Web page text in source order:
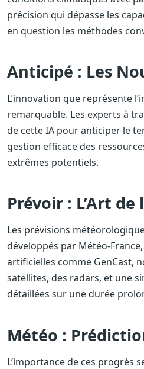
précision qui dépasse les
en question les méthodes
Anticipé : Les
L’innovation que représente
remarquable. Les experts à
de cette IA pour anticiper le
gestion efficace des
extrêmes potentiels.
Prévoir : L’Art
Les prévisions
développés par Météo-France,
artificielles comme GenCast,
satellites, des radars, et une
détaillées sur une durée
Météo :
L’importance de ces progrès